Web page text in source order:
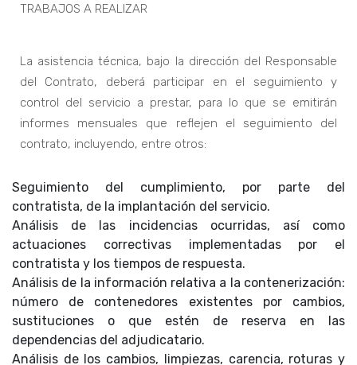
TRABAJOS A REALIZAR
La asistencia técnica, bajo la dirección del Responsable
del Contrato, deberá participar en el seguimiento y
control del servicio a prestar, para lo que se emitirán
informes mensuales que reflejen el seguimiento del
contrato, incluyendo, entre otros:
Seguimiento del cumplimiento, por parte del
contratista, de la implantación del servicio.
Análisis de las incidencias ocurridas, así como
actuaciones correctivas implementadas por el
contratista y los tiempos de respuesta.
Análisis de la información relativa a la contenerización:
número de contenedores existentes por cambios,
sustituciones o que estén de reserva en las
dependencias del adjudicatario.
Análisis de los cambios, limpiezas, carencia, roturas y